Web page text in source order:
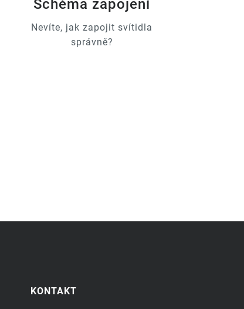
Schéma zapojení
Nevíte, jak zapojit svítidla
správně?
KONTAKT